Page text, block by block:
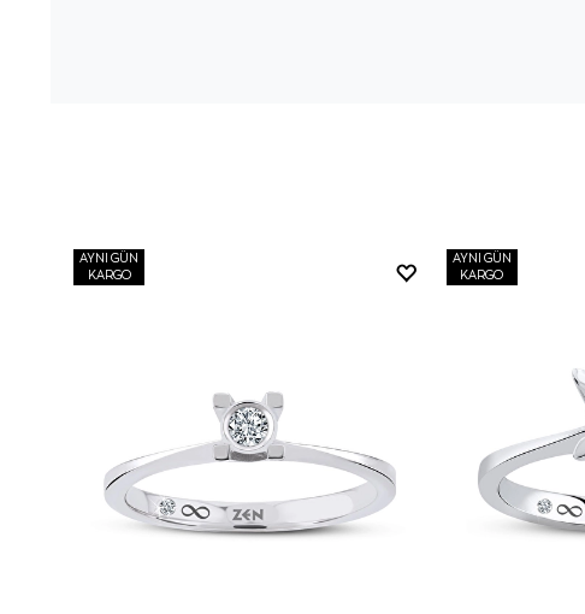
AYNI GÜN
KARGO
AYNI GÜN
KARGO